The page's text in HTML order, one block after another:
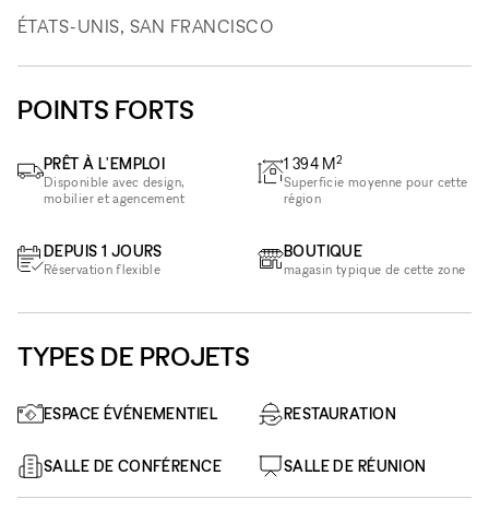
ÉTATS-UNIS, SAN FRANCISCO
POINTS FORTS
PRÊT À L'EMPLOI
Disponible avec design,
mobilier et agencement
DEPUIS 1 JOURS
Réservation flexible
1 394 M2
Superficie moyenne pour cette
région
BOUTIQUE
magasin typique de cette zone
TYPES DE PROJETS
ESPACE ÉVÉNEMENTIEL RESTAURATION
SALLE DE CONFÉRENCE SALLE DE RÉUNION